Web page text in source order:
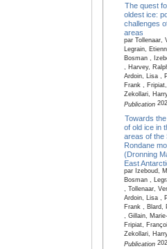
The quest
oldest ice:
challenges
areas
par Tollenaar,
Legrain,
Bosman ,
, Harvey,
Ardoin, Lisa ,
Frank ,
Zekollari,
Publication
Towards
of old ice in
areas of the
Rondane
(Dronning
East
par Izeboud,
Bosman ,
, Tollenaar,
Ardoin, Lisa ,
Frank , Blard,
, Gillain,
Fripiat,
Zekollari,
Publication